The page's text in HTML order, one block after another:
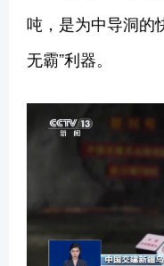
吨，是为中导洞的
无霸”利器。